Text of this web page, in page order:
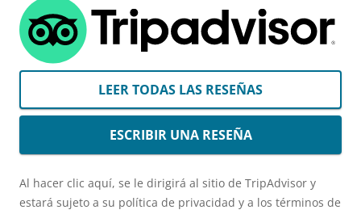
LEER TODAS LAS RESEÑAS
ESCRIBIR UNA RESEÑA
Al hacer clic aquí, se le dirigirá al sitio de TripAdvisor y
estará sujeto a su política de privacidad y a los términos de